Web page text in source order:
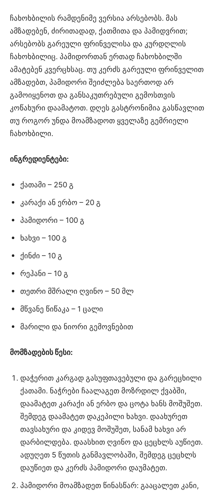
ჩახოხბილის რამდენიმე ვერსია არსებობს. მას
ამზადებენ, ძირითადად, ქათმითა და პამიდვრით;
არსებობს გარეული ფრინველისა და კურდღლის
ჩახოხბილიც. პამიდორთან ერთად ჩახოხბილში
ამატებენ კვერცხსაც. თუ კერძს გარეული ფრინველით
ამზადებთ, პამიდორი შეიძლება საერთოდ არ
გამოიყენოთ და განსაკუთრებული გემოსთვის
კოწახური დაამატოთ. დღეს გასტრონიმია გასწავლით
თუ როგორ უნდა მოამზადოთ ყველაზე გემრიელი
ჩახოხბილი.
ინგრედიენტები:
ქათამი – 250 გ
კარაქი ან ერბო – 20 გ
პამიდორი – 100 გ
ხახვი – 100 გ
ქინძი – 10 გ
რეჰანი – 10 გ
თეთრი მშრალი ღვინო – 50 მლ
მწვანე წიწაკა – 1 ცალი
მარილი და ნიორი გემოვნებით
მომზადების წესი:
დაჭერით კარგად გასუფთავებული და გარეცხილი
ქათამი. ნაჭრები ჩაალაგეთ მოზრდილ ქვაბში,
დაამატეთ კარაქი ან ერბო და ცოტა ხანს მოშუშეთ.
შემდეგ დაამატეთ დაკეპილი ხახვი. დაახურეთ
თავსახური და კიდევ მოშუშეთ, სანამ ხახვი არ
დარბილდება. დაასხით ღვინო და ცეცხლს აუწიეთ.
ადუღეთ 5 წუთის განმავლობაში, შემდეგ ცეცხლს
დაუწიეთ და კერძს პამიდორი დაუმატეთ.
პამიდორი მოამზადეთ წინასწარ: გააცალეთ კანი,